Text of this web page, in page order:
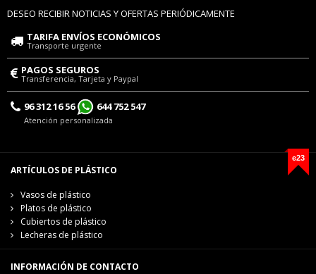
DESEO RECIBIR NOTICIAS Y OFERTAS PERIÓDICAMENTE
TARIFA ENVÍOS ECONÓMICOS
Transporte urgente
PAGOS SEGUROS
Transferencia, Tarjeta y Paypal
96 312 16 56 644 752 547
Atención personalizada
e23
ARTÍCULOS DE PLÁSTICO
Vasos de plástico
Platos de plástico
Cubiertos de plástico
Lecheras de plástico
INFORMACIÓN DE CONTACTO